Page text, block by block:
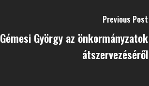
Previous Post
Gémesi György az önkormányzatok
átszervezéséről